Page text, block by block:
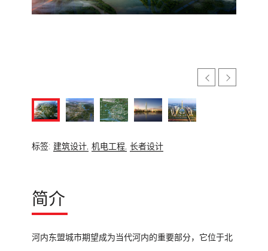
标签: 建筑设计, 机电工程, 长者设计
简介
河内东盟城市期望成为当代河内的重要部分，它位于北